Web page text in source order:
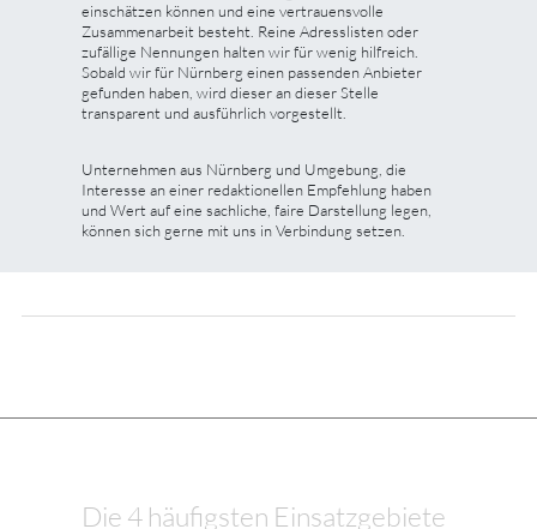
einschätzen können und eine vertrauensvolle
Zusammenarbeit besteht. Reine Adresslisten oder
zufällige Nennungen halten wir für wenig hilfreich.
Sobald wir für Nürnberg einen passenden Anbieter
gefunden haben, wird dieser an dieser Stelle
transparent und ausführlich vorgestellt.
Unternehmen aus Nürnberg und Umgebung, die
Interesse an einer redaktionellen Empfehlung haben
und Wert auf eine sachliche, faire Darstellung legen,
können sich gerne mit uns in Verbindung setzen.
Die 4 häufigsten Einsatzgebiete